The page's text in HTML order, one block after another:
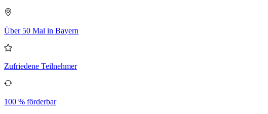
Über 50 Mal in Bayern
Zufriedene Teilnehmer
100 % förderbar